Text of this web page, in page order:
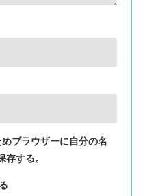
ブラウザーに自分の名
する。